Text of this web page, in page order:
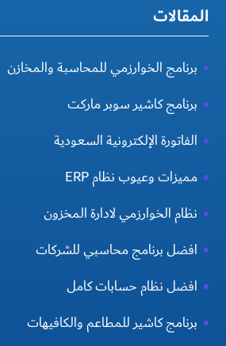
المقالات
برنامج الخوارزمي للمحاسبة والمخازن
برنامج كاشير سوبر ماركت
الفاتورة الإلكترونية السعودية
مميزات وعيوب نظام ERP
نظام الخوارزمي لادارة المخزون
افضل برنامج محاسبي للشركات
افضل نظام حسابات كامل
برنامج كاشير للمطاعم والكافيهات